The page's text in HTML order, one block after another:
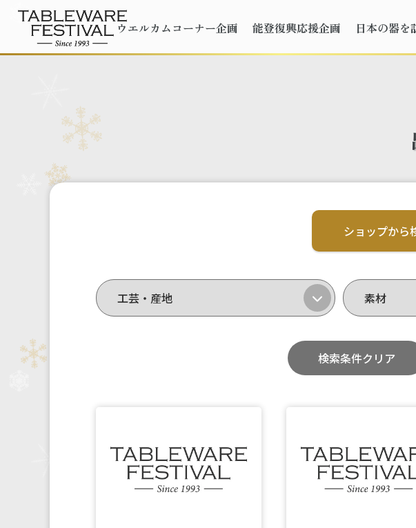
ウエルカムコーナー企画 能登復興応援企画 日本の器を
ショップから